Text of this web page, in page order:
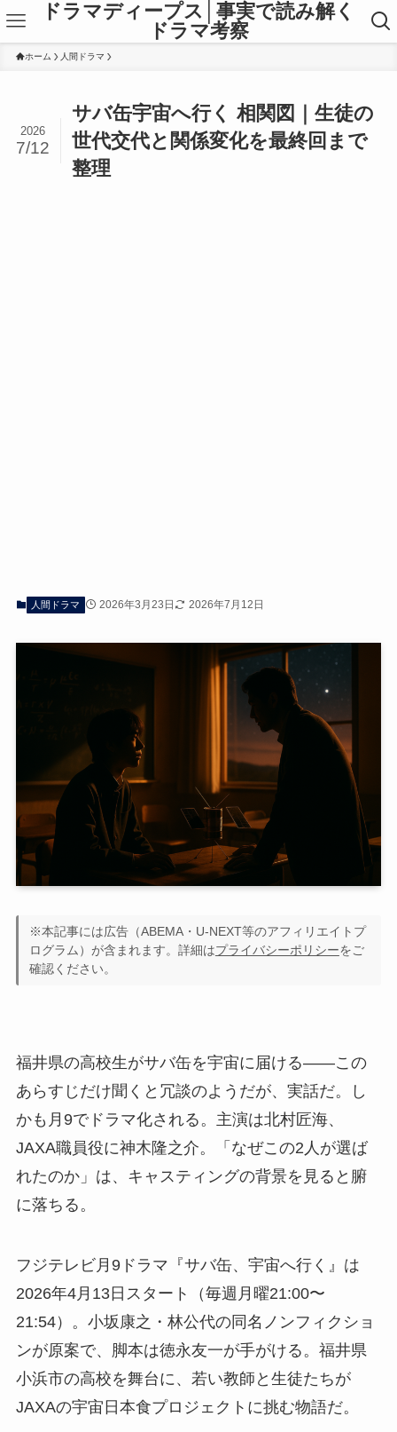
ドラマディープス│事実で読み解く
ドラマ考察
ホーム 人間ドラマ
サバ缶宇宙へ行く 相関図｜生徒の
世代交代と関係変化を最終回まで
整理
2026
7/12
人間ドラマ 2026年3月23日 2026年7月12日
※本記事には広告（ABEMA・U-NEXT等のアフィリエイトプ
ログラム）が含まれます。詳細はプライバシーポリシーをご
確認ください。
福井県の高校生がサバ缶を宇宙に届ける——この
あらすじだけ聞くと冗談のようだが、実話だ。し
かも月9でドラマ化される。主演は北村匠海、
JAXA職員役に神木隆之介。「なぜこの2人が選ば
れたのか」は、キャスティングの背景を見ると腑
に落ちる。
フジテレビ月9ドラマ『サバ缶、宇宙へ行く』は
2026年4月13日スタート（毎週月曜21:00〜
21:54）。小坂康之・林公代の同名ノンフィクショ
ンが原案で、脚本は徳永友一が手がける。福井県
小浜市の高校を舞台に、若い教師と生徒たちが
JAXAの宇宙日本食プロジェクトに挑む物語だ。